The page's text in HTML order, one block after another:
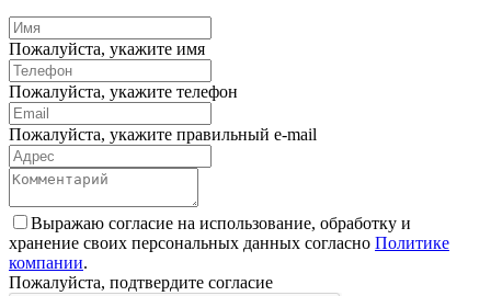
Пожалуйста, укажите имя
Пожалуйста, укажите телефон
Пожалуйста, укажите правильный e-mail
Выражаю согласие на использование, обработку и
хранение своих персональных данных согласно Политике
компании.
Пожалуйста, подтвердите согласие